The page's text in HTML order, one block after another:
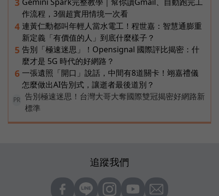
3
作流程，3個超實用情境一次看
4 連黃仁勳都叫年輕人當水電工！程世嘉：智慧通膨重
新定義「有價值的人」到底什麼樣子？
5 告別「極速迷思」！Opensignal 國際評比揭密：什
麼才是 5G 時代的好網路？
6 一張遺照「開口」說話，中間有8道關卡！翊嘉禮儀
怎麼做出AI告別式，讓逝者最後道別？
PR
告別極速迷思！台灣大哥大奪國際雙冠揭密好網路新
標準
追蹤我們